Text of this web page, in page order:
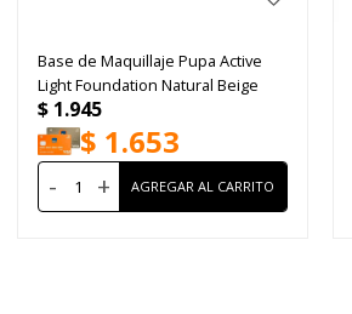
Base de Maquillaje Pupa Active
Light Foundation Natural Beige
$ 1.945
$ 1.653
- +